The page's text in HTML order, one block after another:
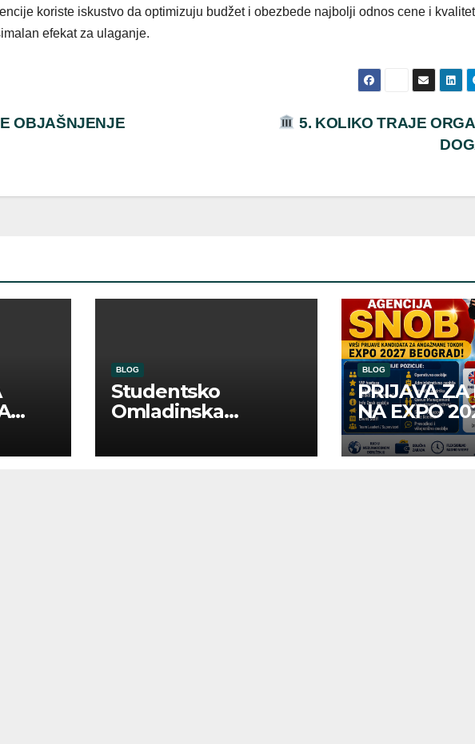
koriste iskustvo da optimizuju budžet i obezbede najbolji odnos cene i
efekat za ulaganje.
5. KOLIKO TRAJE
OBJAŠNJENJE
BLOG
Studentsko
Omladinska
Kompanije“
BLOG
PRIJAVA ZA
NA EXPO
BELGRADE